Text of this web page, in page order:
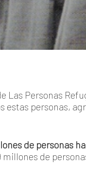
Las Personas
personas,
de personas
millones de